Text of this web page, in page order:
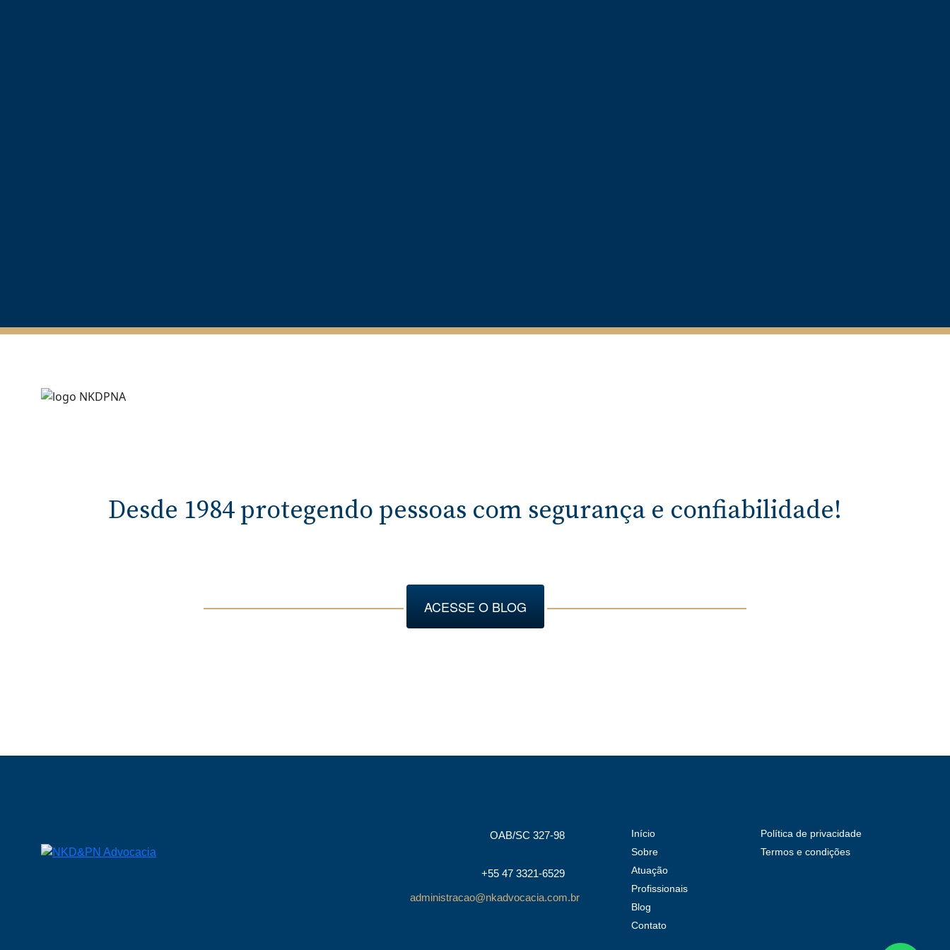
Desde 1984 protegendo pessoas com segurança e confiabilidade!
ACESSE O BLOG
OAB/SC 327-98
+55 47 3321-6529
administracao@nkadvocacia.com.br
Início
Sobre
Atuação
Profissionais
Blog
Contato
Política de privacidade
Termos e condições